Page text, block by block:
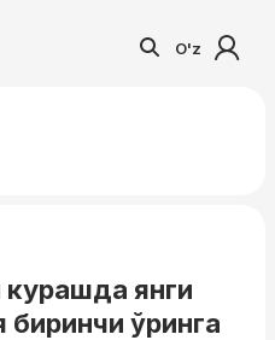
O'z
янги
ўринга